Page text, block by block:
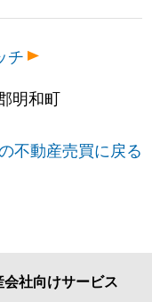
チ
明和町
不動産売買に戻る
社向けサービス